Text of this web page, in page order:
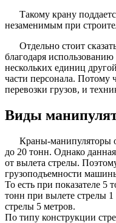
Такому крану
незаменимым при
Отдельно стоит
благодаря
нескольких единиц
части персонала. Потому
перевозки грузов, и
Виды
Краны-манипуляторы
до 20 тонн. Однако
от вылета стрелы.
грузоподъемности
То есть при показателе 5
тонн при вылете стрелы
стрелы 5 метров.
По типу конструкции